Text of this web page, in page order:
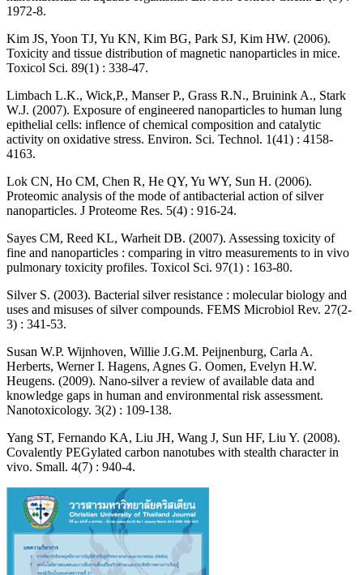
1972-8.
Kim JS, Yoon TJ, Yu KN, Kim BG, Park SJ, Kim HW. (2006).
Toxicity and tissue distribution of magnetic nanoparticles in mice.
Toxicol Sci. 89(1) : 338-47.
Limbach L.K., Wick,P., Manser P., Grass R.N., Bruinink A., Stark
W.J. (2007). Exposure of engineered nanoparticles to human lung
epithelial cells: inflence of chemical composition and catalytic
activity on oxidative stress. Environ. Sci. Technol. 1(41) : 4158-
4163.
Lok CN, Ho CM, Chen R, He QY, Yu WY, Sun H. (2006).
Proteomic analysis of the mode of antibacterial action of silver
nanoparticles. J Proteome Res. 5(4) : 916-24.
Sayes CM, Reed KL, Warheit DB. (2007). Assessing toxicity of
fine and nanoparticles : comparing in vitro measurements to in vivo
pulmonary toxicity profiles. Toxicol Sci. 97(1) : 163-80.
Silver S. (2003). Bacterial silver resistance : molecular biology and
uses and misuses of silver compounds. FEMS Microbiol Rev. 27(2-
3) : 341-53.
Susan W.P. Wijnhoven, Willie J.G.M. Peijnenburg, Carla A.
Herberts, Werner I. Hagens, Agnes G. Oomen, Evelyn H.W.
Heugens. (2009). Nano-silver a review of available data and
knowledge gaps in human and environmental risk assessment.
Nanotoxicology. 3(2) : 109-138.
Yang ST, Fernando KA, Liu JH, Wang J, Sun HF, Liu Y. (2008).
Covalently PEGylated carbon nanotubes with stealth character in
vivo. Small. 4(7) : 940-4.